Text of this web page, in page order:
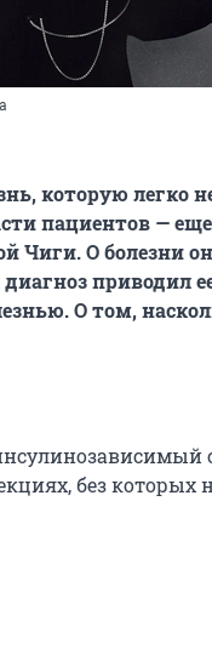
которую легко
пациентов —
Чиги. О болезни
приводил
О том,
без которых